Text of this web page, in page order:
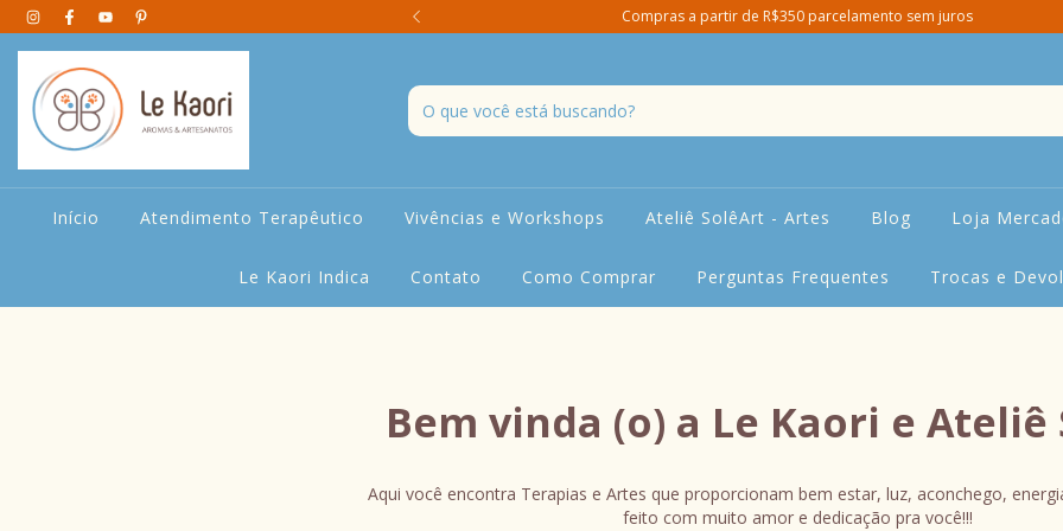
Aromáticos e Decorativos Compras a partir de R$350 parcelamento sem juros
Início Atendimento Terapêutico Vivências e Workshops Ateliê SolêArt - Artes Blog Loja
Le Kaori Indica Contato Como Comprar Perguntas Frequentes Trocas e
Bem vinda (o) a Le Kaori e Ateliê
Aqui você encontra Terapias e Artes que proporcionam bem estar, luz, aconchego,
feito com muito amor e dedicação pra você!!!